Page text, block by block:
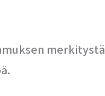
merkitystä